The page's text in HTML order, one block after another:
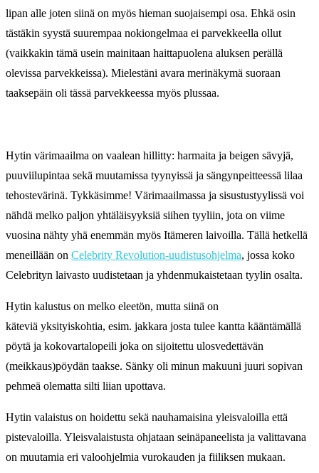
lipan alle joten siinä on myös hieman suojaisempi osa. Ehkä osin
tästäkin syystä suurempaa nokiongelmaa ei parvekkeella ollut
(vaikkakin tämä usein mainitaan haittapuolena aluksen perällä
olevissa parvekkeissa). Mielestäni avara merinäkymä suoraan
taaksepäin oli tässä parvekkeessa myös plussaa.
Hytin värimaailma on vaalean hillitty: harmaita ja beigen sävyjä,
puuviilupintaa sekä muutamissa tyynyissä ja sängynpeitteessä lilaa
tehostevärinä. Tykkäsimme! Värimaailmassa ja sisustustyylissä voi
nähdä melko paljon yhtäläisyyksiä siihen tyyliin, jota on viime
vuosina nähty yhä enemmän myös Itämeren laivoilla. Tällä hetkellä
meneillään on Celebrity Revolution-uudistusohjelma, jossa koko
Celebrityn laivasto uudistetaan ja yhdenmukaistetaan tyylin osalta.
Hytin kalustus on melko eleetön, mutta siinä on
käteviä yksityiskohtia, esim. jakkara josta tulee kantta kääntämällä
pöytä ja kokovartalopeili joka on sijoitettu ulosvedettävän
(meikkaus)pöydän taakse. Sänky oli minun makuuni juuri sopivan
pehmeä olematta silti liian upottava.
Hytin valaistus on hoidettu sekä nauhamaisina yleisvaloilla että
pistevaloilla. Yleisvalaistusta ohjataan seinäpaneelista ja valittavana
on muutamia eri valoohjelmia vurokauden ja fiiliksen mukaan.